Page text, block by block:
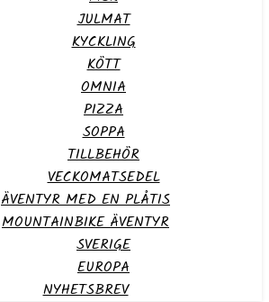
JULMAT
KYCKLING
KÖTT
OMNIA
PIZZA
SOPPA
TILLBEHÖR
VECKOMATSEDEL
ÄVENTYR MED EN PLÅTIS
MOUNTAINBIKE ÄVENTYR
SVERIGE
EUROPA
NYHETSBREV